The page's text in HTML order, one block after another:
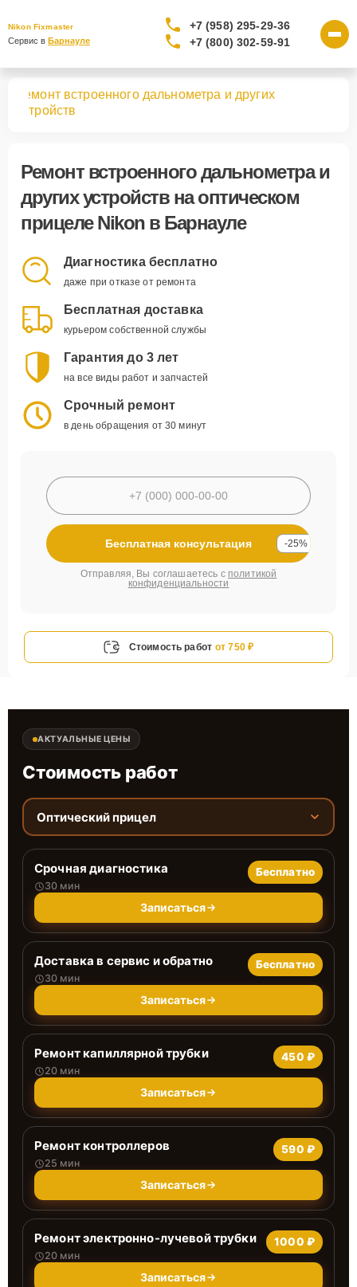
Nikon Fixmaster
Сервис в Барнауле
+7 (958) 295-29-36
+7 (800) 302-59-91
Ремонт встроенного дальнометра и других
устройств
Ремонт встроенного дальнометра и
других устройствна оптическом
прицеле Nikon в Барнауле
Диагностика бесплатно
даже при отказе от ремонта
Бесплатная доставка
курьером собственной службы
Гарантия до 3 лет
на все виды работ и запчастей
Срочный ремонт
в день обращения от 30 минут
Бесплатная консультация -25%
Отправляя, Вы соглашаетесь с политикой
конфиденциальности
Стоимость работ от 750 ₽
АКТУАЛЬНЫЕ ЦЕНЫ
Стоимость работ
Оптический прицел
Срочная диагностика
30 мин
Бесплатно
Записаться
Доставка в сервис и обратно
30 мин
Бесплатно
Записаться
Ремонт капиллярной трубки
20 мин
450 ₽
Записаться
Ремонт контроллеров
25 мин
590 ₽
Записаться
Ремонт электронно-лучевой трубки
20 мин
1000 ₽
Записаться